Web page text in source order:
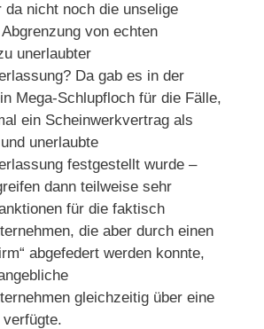
da nicht noch die unselige
von echten
unerlaubter
Da gab es in der
Mega-Schlupfloch für die Fälle,
ein Scheinwerkvertrag als
unerlaubte
festgestellt wurde –
dann teilweise sehr
für die faktisch
die aber durch einen
abgefedert werden konnte,
gleichzeitig über eine